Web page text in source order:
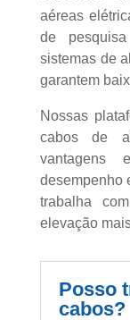
aéreas
de
sistemas de
garantem
Nossas
cabos de
vantagens
desempenho
trabalha
elevação
Posso
cabos?